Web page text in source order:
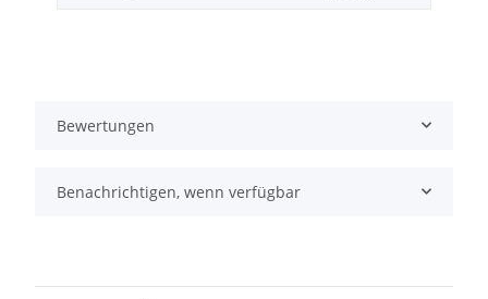
Bewertungen
Benachrichtigen, wenn verfügbar